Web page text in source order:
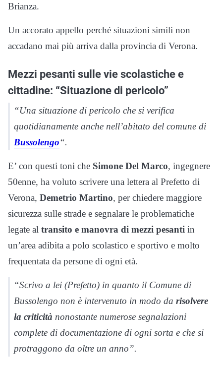
Brianza.
Un accorato appello perché situazioni simili non
accadano mai più arriva dalla provincia di Verona.
Mezzi pesanti sulle vie scolastiche e
cittadine: “Situazione di pericolo”
“Una situazione di pericolo che si verifica
quotidianamente anche nell’abitato del comune di
Bussolengo“.
E’ con questi toni che Simone Del Marco, ingegnere
50enne, ha voluto scrivere una lettera al Prefetto di
Verona, Demetrio Martino, per chiedere maggiore
sicurezza sulle strade e segnalare le problematiche
legate al transito e manovra di mezzi pesanti in
un’area adibita a polo scolastico e sportivo e molto
frequentata da persone di ogni età.
“Scrivo a lei (Prefetto) in quanto il Comune di
Bussolengo non è intervenuto in modo da risolvere
la criticità nonostante numerose segnalazioni
complete di documentazione di ogni sorta e che si
protraggono da oltre un anno”.